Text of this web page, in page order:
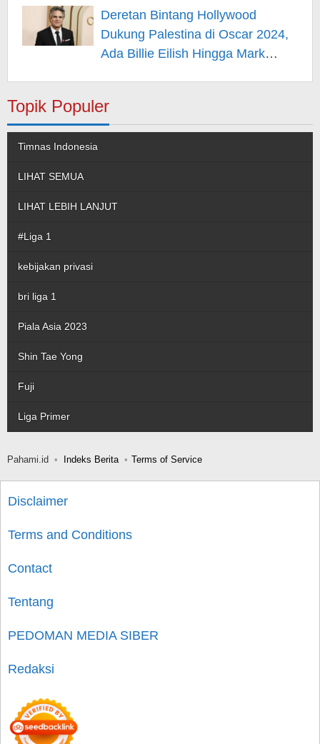
Hiburan
Deretan Bintang Hollywood
Dukung Palestina di Oscar 2024,
Ada Billie Eilish Hingga Mark
Topik Populer
Timnas Indonesia
LIHAT SEMUA
LIHAT LEBIH LANJUT
#Liga 1
kebijakan privasi
bri liga 1
Piala Asia 2023
Shin Tae Yong
Fuji
Liga Primer
Pahami.id Indeks Berita Terms of Service
Disclaimer
Terms and Conditions
Contact
Tentang
PEDOMAN MEDIA SIBER
Redaksi